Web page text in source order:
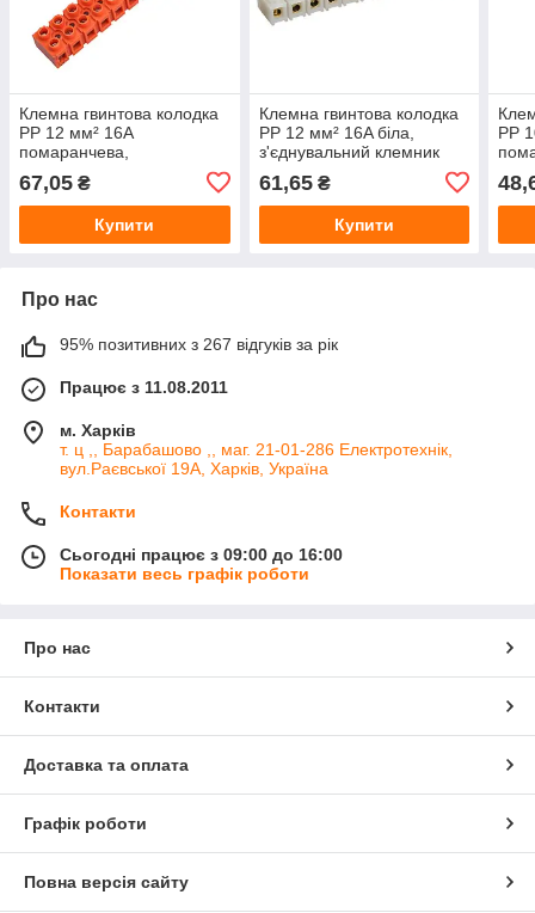
Клемна гвинтова колодка
PP 12 мм² 16A
помаранчева,
для проводів, клемний
блок
67,05 ₴
Купити
Клемна гвинтова колодка
PP 12 мм² 16A біла,
з'єднувальний клемник
блок
61,65₴
Купити
PP
для
блок
Про нас
95% позитивних з 267 відгуків за рік
Працює з 11.08.2011
м. Харків
т. ц ,, Барабашово ,, маг. 21-01-286 Електротехнік,
вул.Раєвської 19А, Харків, Україна
Контакти
Сьогодні працює з 09:00 до 16:00
Показати весь графік роботи
Про нас
Контакти
Доставка та оплата
Графік роботи
Повна версія сайту